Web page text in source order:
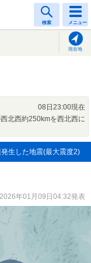
検索 メニュー
現在地
08日23:00現在
北西約250kmを西北西に
生した地震(最大震度2)
2026年01月09日04:32発表